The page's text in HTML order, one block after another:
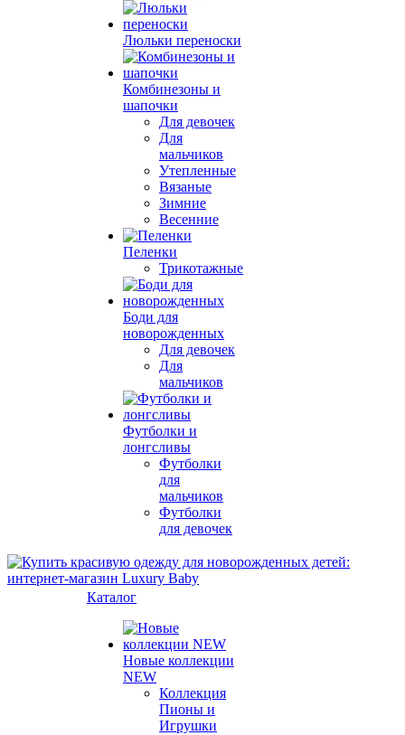
Люльки переноски
Комбинезоны и
шапочки
Для девочек
Для
мальчиков
Утепленные
Вязаные
Зимние
Весенние
Пеленки
Трикотажные
Боди для
новорожденных
Для девочек
Для
мальчиков
Футболки и
лонгсливы
Футболки
для
мальчиков
Футболки
для девочек
Каталог
Новые коллекции
NEW
Коллекция
Пионы и
Игрушки